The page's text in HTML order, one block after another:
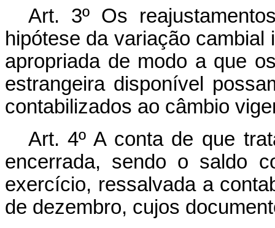
Art. 3º Os
hipótese da variação
apropriada de modo a que
estrangeira disponível
contabilizados ao câmbio
Art. 4º A conta de que
encerrada, sendo o saldo
exercício, ressalvada a
de dezembro, cujos